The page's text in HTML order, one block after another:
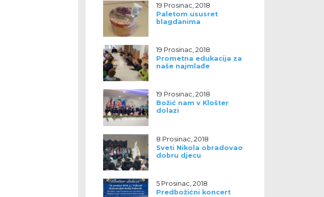
19 Prosinac, 2018
Paletom ususret
blagdanima
19 Prosinac, 2018
Prometna edukacija za
naše najmlađe
19 Prosinac, 2018
Božić nam v Klošter
dolazi
8 Prosinac, 2018
Sveti Nikola obradovao
dobru djecu
5 Prosinac, 2018
Predbožićni koncert